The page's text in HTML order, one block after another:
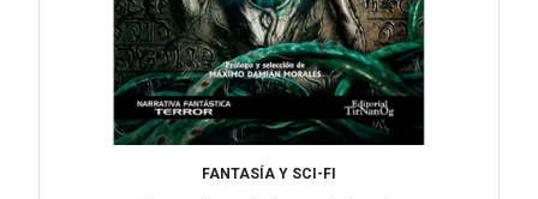
FANTASÍA Y SCI-FI